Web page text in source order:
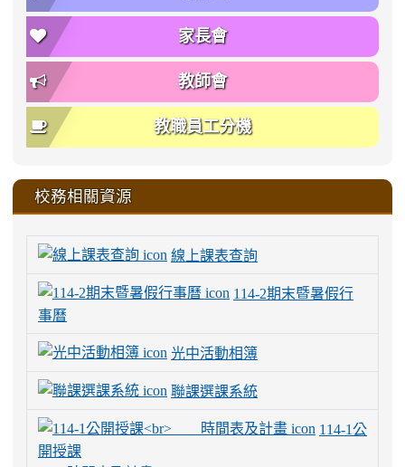
家長會
教師會
教職員工分機
校務相關資源
線上課表查詢
114-2期末暨暑假行
事曆
光中活動相簿
聯課選課系統
114-1公
開授課